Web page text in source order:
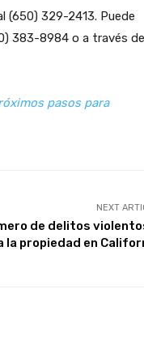
(650) 329-2413. Puede
383-8984 o a través
pasos para
NEXT
de delitos
la propiedad en